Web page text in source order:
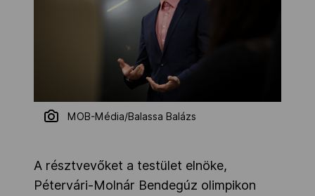
MOB-Média/Balassa Balázs
A résztvevőket a testület elnöke,
Pétervári-Molnár Bendegúz olimpikon